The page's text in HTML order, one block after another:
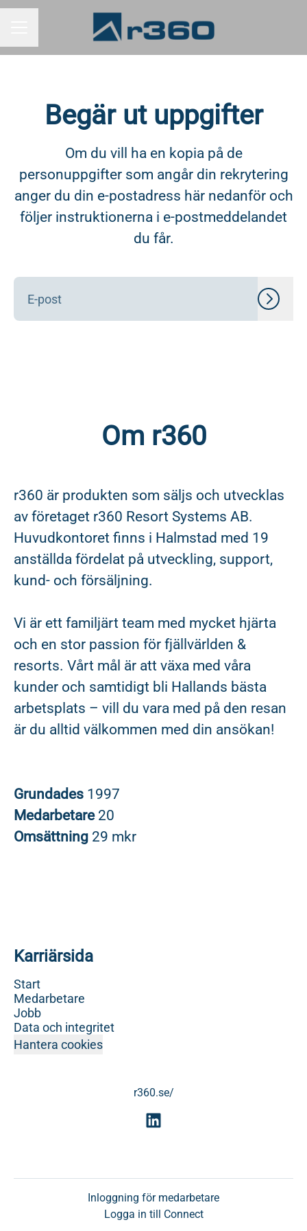
Begär ut uppgifter
Om du vill ha en kopia på de
personuppgifter som angår din rekrytering
anger du din e-postadress här nedanför och
följer instruktionerna i e-postmeddelandet
du får.
Om r360
r360 är produkten som säljs och utvecklas
av företaget r360 Resort Systems AB.
Huvudkontoret finns i Halmstad med 19
anställda fördelat på utveckling, support,
kund- och försäljning.
Vi är ett familjärt team med mycket hjärta
och en stor passion för fjällvärlden &
resorts. Vårt mål är att växa med våra
kunder och samtidigt bli Hallands bästa
arbetsplats – vill du vara med på den resan
är du alltid välkommen med din ansökan!
Grundades 1997
Medarbetare 20
Omsättning 29 mkr
Karriärsida
Start
Medarbetare
Jobb
Data och integritet
Hantera cookies
r360.se/
Inloggning för medarbetare
Logga in till Connect